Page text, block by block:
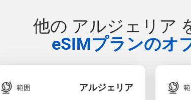
他の アルジェリア
eSIMプランのオ
範囲 アルジェリア